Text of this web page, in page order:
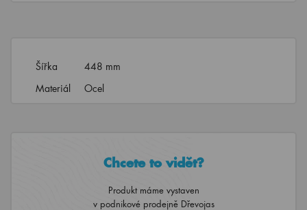
Šířka
448 mm
Materiál
Ocel
Chcete to vidět?
Produkt máme vystaven
v podnikové prodejně Dřevojas